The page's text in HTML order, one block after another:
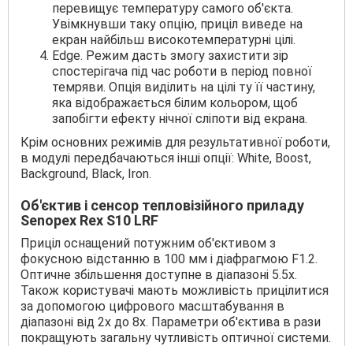
перевищує температуру самого об'єкта.
Увімкнувши таку опцію, приціл виведе на
екран найбільш високотемпературні цілі.
Edge. Режим дасть змогу захистити зір
спостерігача під час роботи в період повної
темряви. Опція виділить на цілі ту її частину,
яка відображається білим кольором, щоб
запобігти ефекту нічної сліпоти від екрана.
Крім основних режимів для результативної роботи,
в модулі передбачаються інші опції: White, Boost,
Background, Black, Iron.
Об'єктив і сенсор тепловізійного приладу
Senopex Rex S10 LRF
Приціл оснащений потужним об'єктивом з
фокусною відстанню в 100 мм і діафрагмою F1.2.
Оптичне збільшення доступне в діапазоні 5.5x.
Також користувачі мають можливість прицілитися
за допомогою цифрового масштабування в
діапазоні від 2x до 8x. Параметри об'єктива в рази
покращують загальну чутливість оптичної системи.